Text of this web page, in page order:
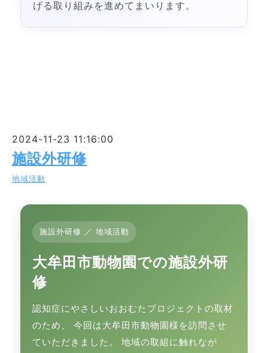
げる取り組みを進めてまいります。
2024-11-23 11:16:00
施設外研修
地域活動
施設外研修 ／ 地域活動
大牟田市動物園での施設外研
修
認知症にやさしいおおむたプロジェクトの取材
のため、 今回は大牟田市動物園様を訪問させ
ていただきました。 地域の取組に触れなが